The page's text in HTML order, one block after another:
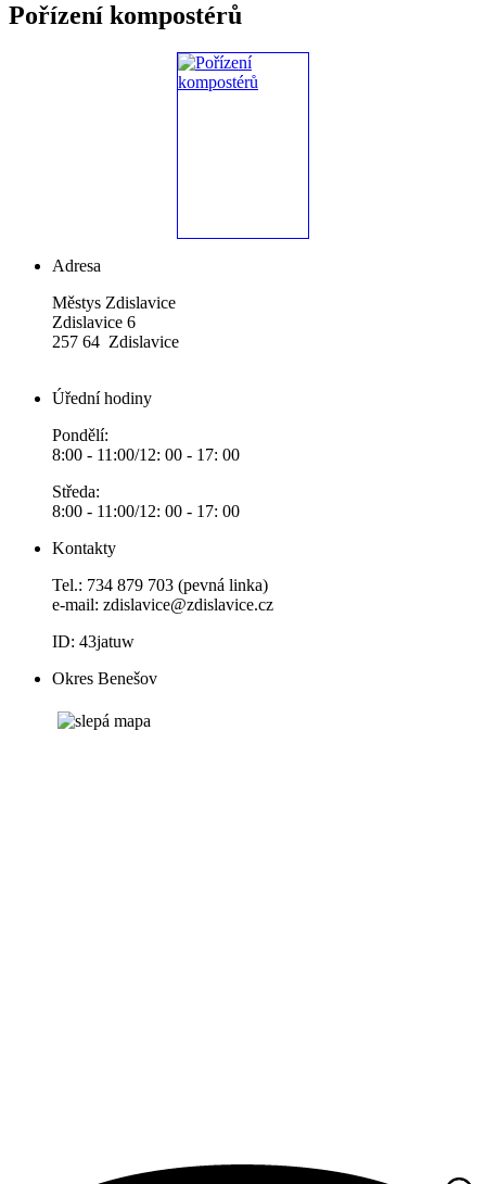
Pořízení kompostérů
Adresa
Městys Zdislavice
Zdislavice 6
257 64 Zdislavice
Úřední hodiny
Pondělí:
8:00 - 11:00/12: 00 - 17: 00
Středa:
8:00 - 11:00/12: 00 - 17: 00
Kontakty
Tel.: 734 879 703 (pevná linka)
e-mail: zdislavice@zdislavice.cz
ID: 43jatuw
Okres Benešov